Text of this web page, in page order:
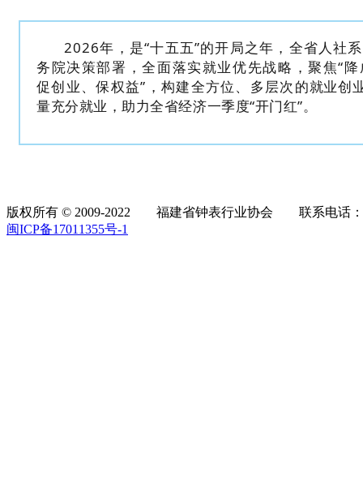
2026年，是“十五五”的开局之年，全省人社
务院决策部署，全面落实就业优先战略，聚焦“
促创业、保权益”，构建全方位、多层次的就业创
量充分就业，助力全省经济一季度“开门红”。
版权所有 © 2009-2022 福建省钟表行业协会 联系电话
闽ICP备17011355号-1